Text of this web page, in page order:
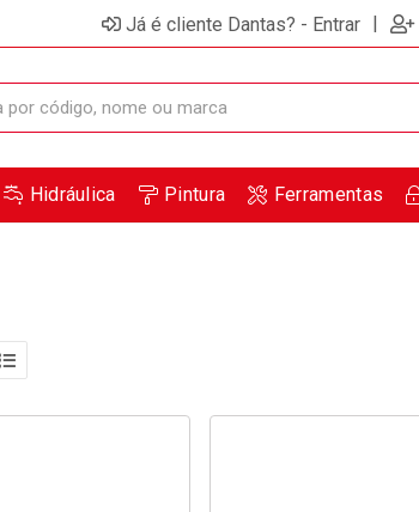
Já é cliente Dantas? - Entrar |
Hidráulica Pintura Ferramentas